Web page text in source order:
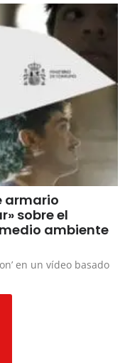
armario
sobre el
ambiente
en un vídeo basado